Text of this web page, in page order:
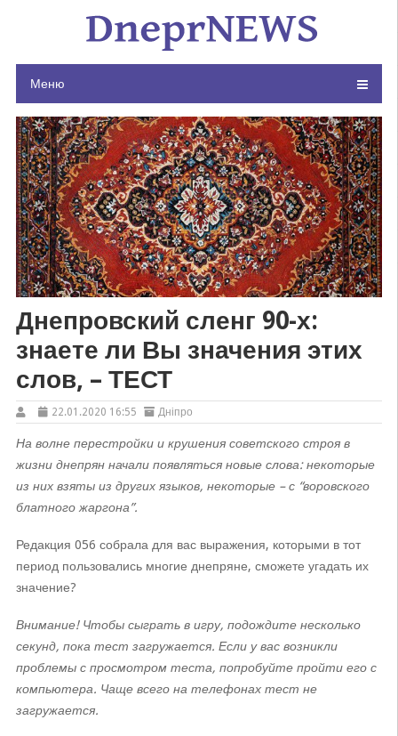
Меню
Днепровский сленг 90-х:
знаете ли Вы значения этих
слов, – ТЕСТ
22.01.2020 16:55 Дніпро
На волне перестройки и крушения советского строя в
жизни днепрян начали появляться новые слова: некоторые
из них взяты из других языков, некоторые – с “воровского
блатного жаргона”.
Редакция 056 собрала для вас выражения, которыми в тот
период пользовались многие днепряне, сможете угадать их
значение?
Внимание! Чтобы сыграть в игру, подождите несколько
секунд, пока тест загружается. Если у вас возникли
проблемы с просмотром теста, попробуйте пройти его с
компьютера. Чаще всего на телефонах тест не
загружается.